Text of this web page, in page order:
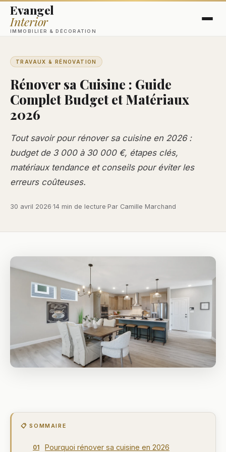
Evangel
Interior
IMMOBILIER & DÉCORATION
TRAVAUX & RÉNOVATION
Rénover sa Cuisine : Guide
Complet Budget et Matériaux
2026
Tout savoir pour rénover sa cuisine en 2026 :
budget de 3 000 à 30 000 €, étapes clés,
matériaux tendance et conseils pour éviter les
erreurs coûteuses.
30 avril 2026·14 min de lecture·Par Camille Marchand
📋 SOMMAIRE
01 Pourquoi rénover sa cuisine en 2026